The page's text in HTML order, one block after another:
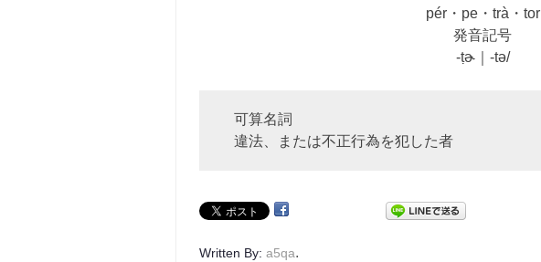
pér・pe・trà・tor
発音記号
‐ṭɚ｜‐tə/
可算名詞
違法、または不正行為を犯した者
Written By: a5qa.